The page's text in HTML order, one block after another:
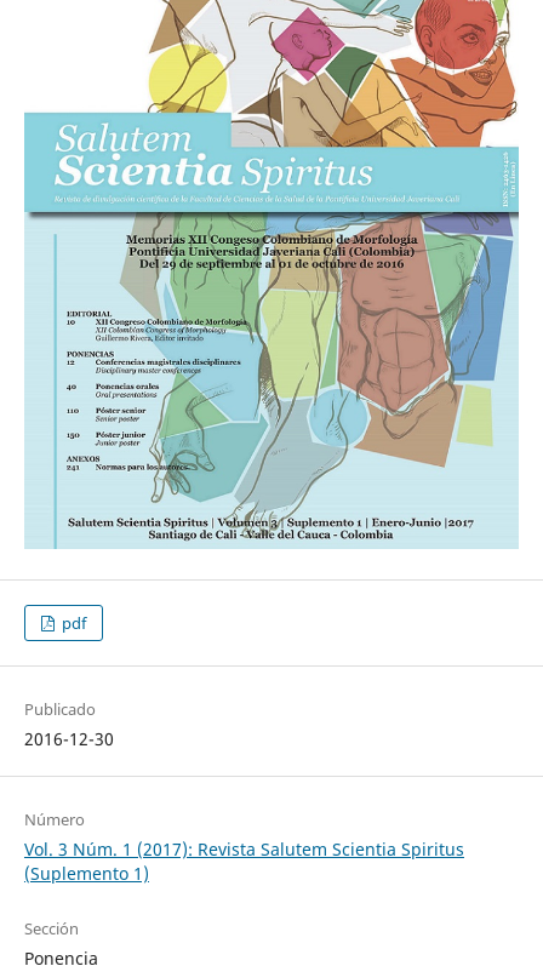
pdf
Publicado
2016-12-30
Número
Vol. 3 Núm. 1 (2017): Revista Salutem Scientia Spiritus
(Suplemento 1)
Sección
Ponencia